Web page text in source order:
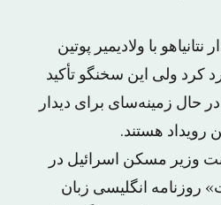
با ولادیمیر پوتین
کرد ولی این سخنگو تأکید
در حال زمینه‌سای برای دیدار
رویداد هستند.
وزیر مسکن اسرائیل در
روزنامه انگلیسی زبان